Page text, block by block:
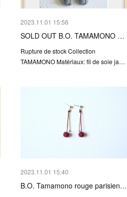
2023.11.01 15:56
SOLD OUT B.O. TAMAMONO …
Rupture de stock Collection
TAMAMONO Matériaux: fil de soie ja…
2023.11.01 15:40
B.O. Tamamono rouge parisien…